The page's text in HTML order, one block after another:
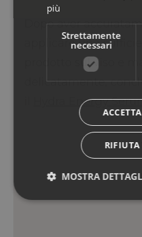
Dopo aver
applicare una
prodotto sul viso e
delicatamente,
Hydra Energy
più
Strettamente
necessari
MOSTRA